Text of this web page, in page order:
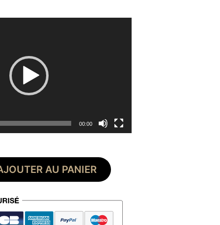
00:00
AU PANIER